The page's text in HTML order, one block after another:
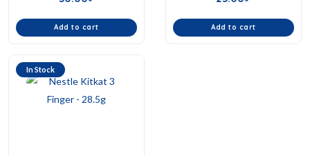
Add to cart Add to cart
In Stock